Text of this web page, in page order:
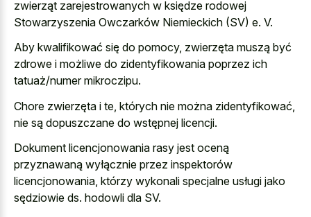
zwierząt zarejestrowanych w księdze rodowej
Stowarzyszenia Owczarków Niemieckich (SV) e. V.
Aby kwalifikować się do pomocy, zwierzęta muszą być
zdrowe i możliwe do zidentyfikowania poprzez ich
tatuaż/numer mikroczipu.
Chore zwierzęta i te, których nie można zidentyfikować,
nie są dopuszczane do wstępnej licencji.
Dokument licencjonowania rasy jest oceną
przyznawaną wyłącznie przez inspektorów
licencjonowania, którzy wykonali specjalne usługi jako
sędziowie ds. hodowli dla SV.